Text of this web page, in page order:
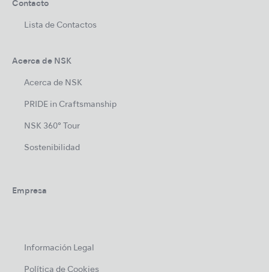
Contacto
Lista de Contactos
Acerca de NSK
Acerca de NSK
PRIDE in Craftsmanship
NSK 360° Tour
Sostenibilidad
Empresa
Información Legal
Política de Cookies